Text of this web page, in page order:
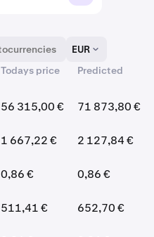
EUR
Todays price Predicted
56 315,00 € 71 873,80 €
1 667,22 € 2 127,84 €
0,86 € 0,86 €
511,41 € 652,70 €